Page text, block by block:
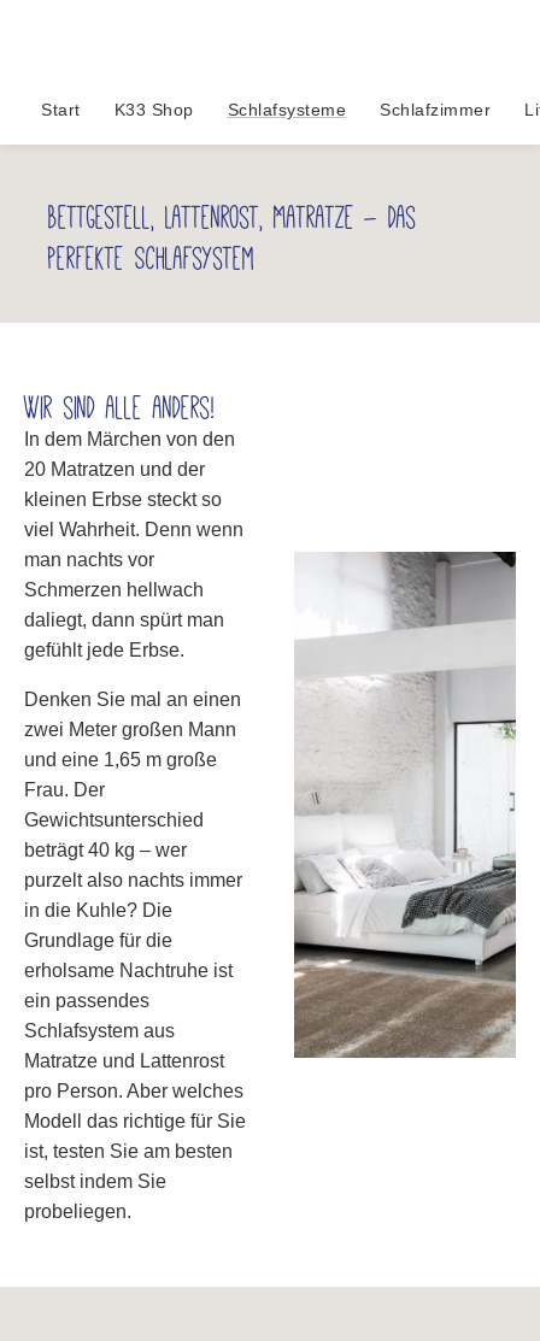
Start K33 Shop Schlafsysteme Schlafzimmer
Bettgestell, Lattenrost, Matratze – das
perfekte Schlafsystem
Wir sind alle anders!
In dem Märchen von den
20 Matratzen und der
kleinen Erbse steckt so
viel Wahrheit. Denn wenn
man nachts vor
Schmerzen hellwach
daliegt, dann spürt man
gefühlt jede Erbse.
Denken Sie mal an einen
zwei Meter großen Mann
und eine 1,65 m große
Frau. Der
Gewichtsunterschied
beträgt 40 kg – wer
purzelt also nachts immer
in die Kuhle? Die
Grundlage für die
erholsame Nachtruhe ist
ein passendes
Schlafsystem aus
Matratze und Lattenrost
pro Person. Aber welches
Modell das richtige für Sie
ist, testen Sie am besten
selbst indem Sie
probeliegen.